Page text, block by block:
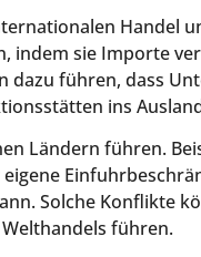
Handel
indem sie Importe
dazu führen, dass
ins
Ländern führen.
Solche Konflikte
führen.